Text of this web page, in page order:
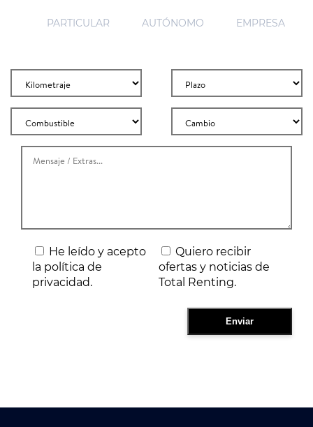
PARTICULAR AUTÓNOMO EMPRESA
He leído y acepto
la política de
privacidad.
Quiero recibir
ofertas y noticias de
Total Renting.